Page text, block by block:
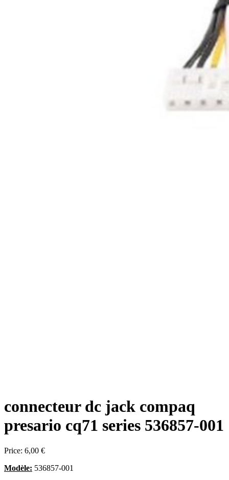
connecteur dc jack compaq
presario cq71 series 536857-001
Price: 6,00 €
Modèle: 536857-001